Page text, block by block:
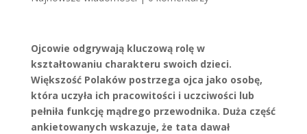
Ojcowie odgrywają kluczową rolę w
kształtowaniu charakteru swoich dzieci.
Większość Polaków postrzega ojca jako osobę,
która uczyła ich pracowitości i uczciwości lub
pełniła funkcję mądrego przewodnika. Duża część
ankietowanych wskazuje, że tata dawał